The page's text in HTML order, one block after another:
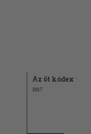
Az öt kódex
1987